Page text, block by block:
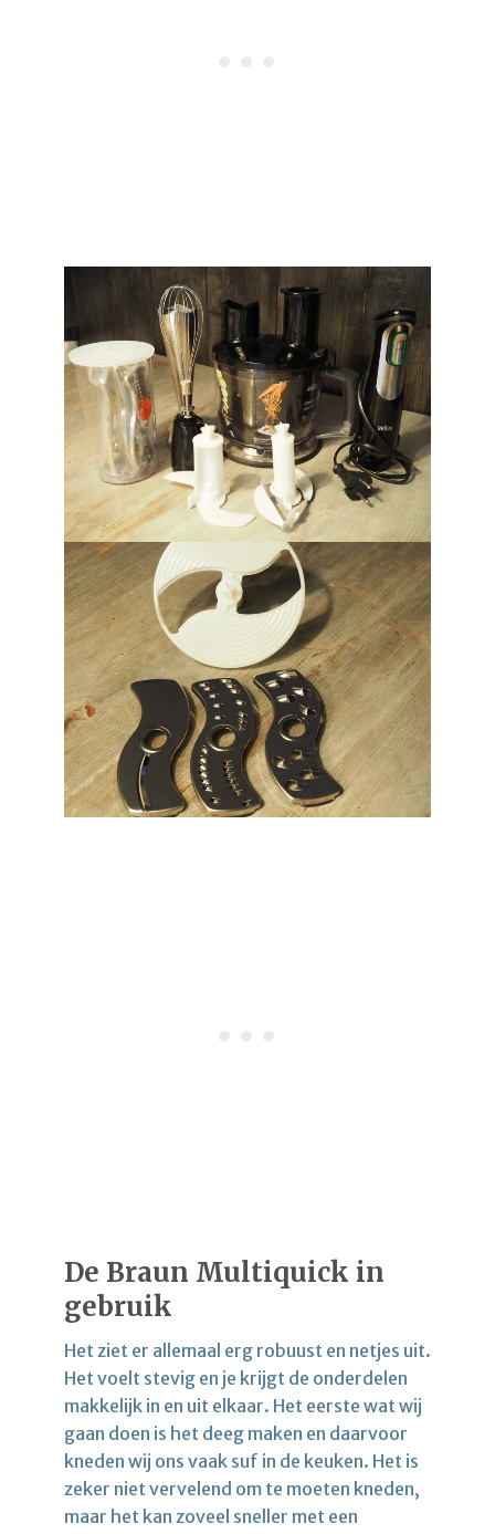
De Braun Multiquick in
gebruik
Het ziet er allemaal erg robuust en netjes uit.
Het voelt stevig en je krijgt de onderdelen
makkelijk in en uit elkaar. Het eerste wat wij
gaan doen is het deeg maken en daarvoor
kneden wij ons vaak suf in de keuken. Het is
zeker niet vervelend om te moeten kneden,
maar het kan zoveel sneller met een